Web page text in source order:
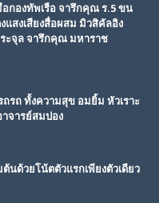
กองทัพเรือ จารึกคุณ ร.5 ขน
สงเสียงสื่อผสม มิวสิคัลอิง
ะจุล จารึกคุณ มหาราช
รถ ทั้งความสุข อมยิ้ม หัวเราะ
จารย์สมปอง
ต้นด้วยโน้ตตัวแรกเพียงตัวเดียว